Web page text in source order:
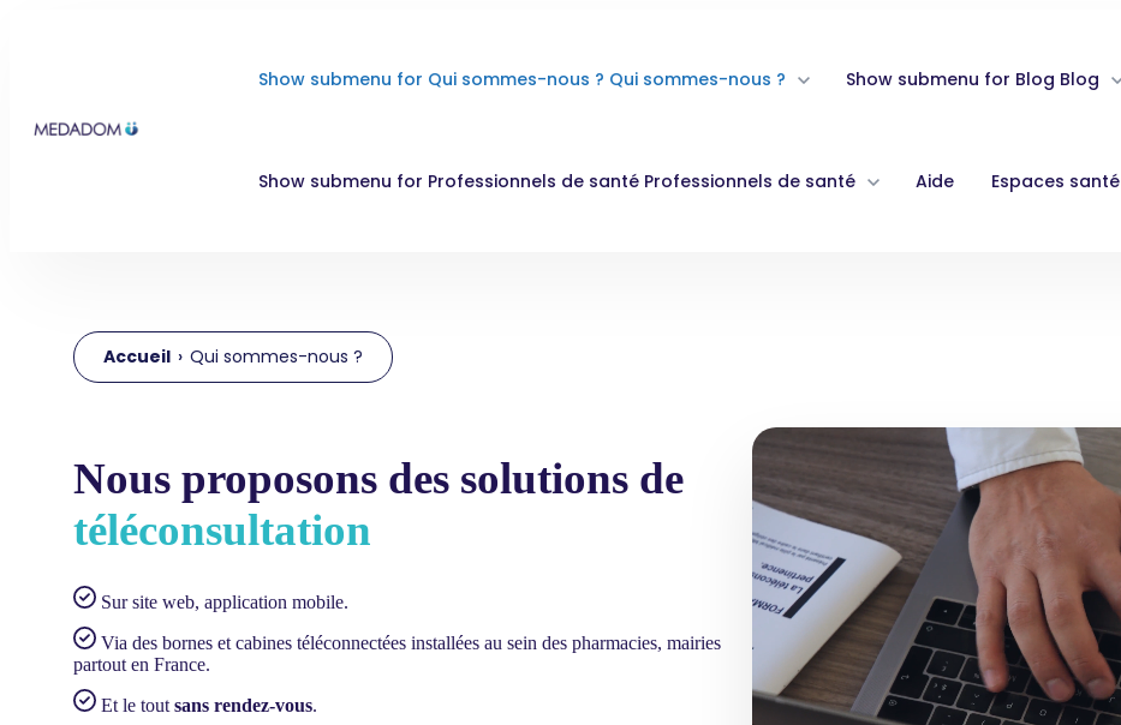
Show submenu for Qui sommes-nous ? Qui sommes-nous ? Show submenu for Blog Blog
Show submenu for Professionnels de santé Professionnels de santé Aide Espaces santé
Accueil › Qui sommes-nous ?
Nous proposons des solutions de
téléconsultation
Sur site web,application mobile.
Via des bornes et cabines téléconnectées installées au sein des pharmacies, mairies
partout en France.
Et le tout sans rendez-vous.